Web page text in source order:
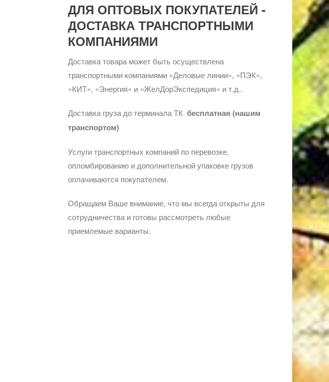
ДЛЯ ОПТОВЫХ ПОКУПАТЕЛЕЙ -
ДОСТАВКА ТРАНСПОРТНЫМИ
КОМПАНИЯМИ
Доставка товара может быть осуществлена
транспортными компаниями «Деловые линии», «ПЭК»,
«КИТ», «Энергия» и «ЖелДорЭкспедиция» и т.д..
Доставка груза до терминала ТКбесплатная (нашим
транспортом)
Услуги транспортных компаний по перевозке,
опломбированию и дополнительной упаковке грузов
оплачиваются покупателем.
Обращаем Ваше внимание, что мы всегда открыты для
сотрудничества и готовы рассмотреть любые
приемлемые варианты.